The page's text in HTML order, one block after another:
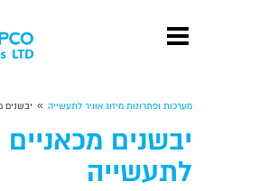
מערכות ופתרונות מיזוג אוויר לתעשייה » יבשנים
יבשנים מכאניים
לתעשייה